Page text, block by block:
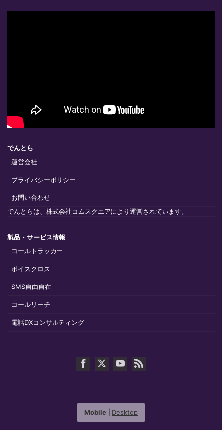
でんとら
運営会社
プライバシーポリシー
お問い合わせ
でんとらは、株式会社コムスクエアにより運営されています。
製品・サービス情報
コールトラッカー
ボイスクロス
SMS自由自在
コールリーチ
電話DXコンサルティング
Mobile Desktop